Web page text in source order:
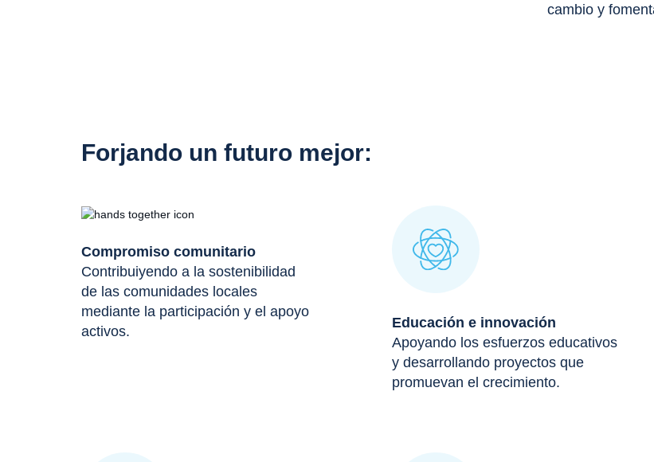
cambio y
Forjando un futuro mejor:
Compromiso comunitario
Contribuiyendo a la sostenibilidad
de las comunidades locales
mediante la participación y el apoyo
activos.
Educación e innovación
Apoyando los esfuerzos educativos
y desarrollando proyectos que
promuevan el crecimiento.